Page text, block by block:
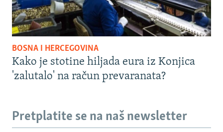
BOSNA I HERCEGOVINA
Kako je stotine hiljada eura iz Konjica
'zalutalo' na račun prevaranata?
Pretplatite se na naš newsletter